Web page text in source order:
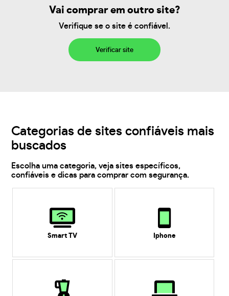
Vai comprar em outro site?
Verifique se o site é confiável.
Verificar site
Categorias de sites confiáveis mais
buscados
Escolha uma categoria, veja sites específicos,
confiáveis e dicas para comprar com segurança.
Smart TV Iphone